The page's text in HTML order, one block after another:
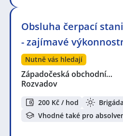
Obsluha čerpací
- zajímavé
Nutně vás hledají
Západočeská obchodní…
Rozvadov
200 Kč / hod
Brigáda
Vhodné také pro